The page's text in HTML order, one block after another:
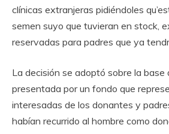
clínicas extranjeras pidiéndoles
semen suyo que tuvieran en stock,
reservadas para padres que ya
La decisión se adoptó sobre la base
presentada por un fondo que
interesadas de los donantes y
habían recurrido al hombre como